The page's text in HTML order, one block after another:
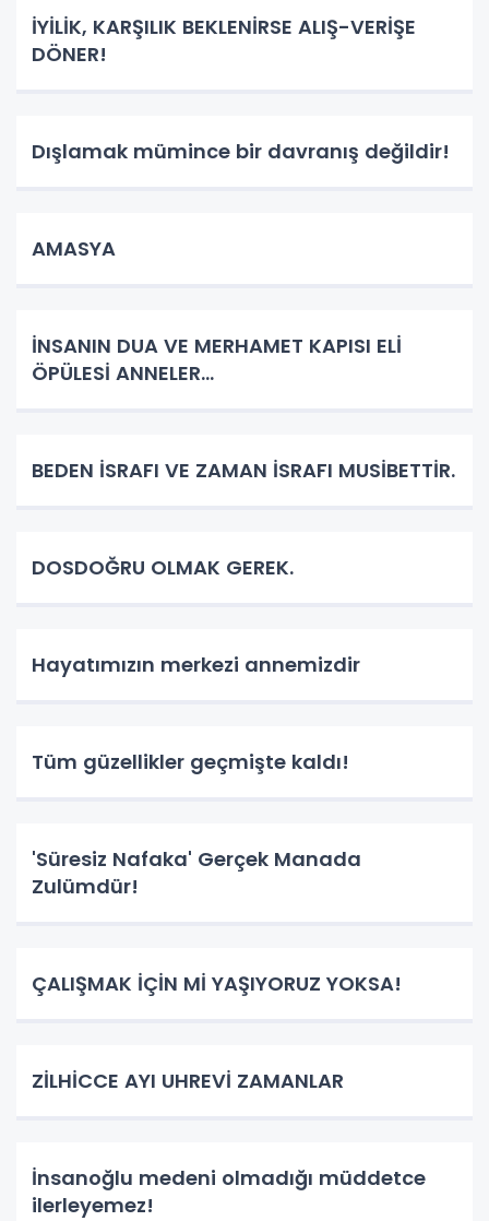
İYİLİK, KARŞILIK BEKLENİRSE ALIŞ-VERİŞE
DÖNER!
Dışlamak mümince bir davranış değildir!
AMASYA
İNSANIN DUA VE MERHAMET KAPISI ELİ
ÖPÜLESİ ANNELER...
BEDEN İSRAFI VE ZAMAN İSRAFI MUSİBETTİR.
DOSDOĞRU OLMAK GEREK.
Hayatımızın merkezi annemizdir
Tüm güzellikler geçmişte kaldı!
'Süresiz Nafaka' Gerçek Manada
Zulümdür!
ÇALIŞMAK İÇİN Mİ YAŞIYORUZ YOKSA!
ZİLHİCCE AYI UHREVİ ZAMANLAR
İnsanoğlu medeni olmadığı müddetce
ilerleyemez!